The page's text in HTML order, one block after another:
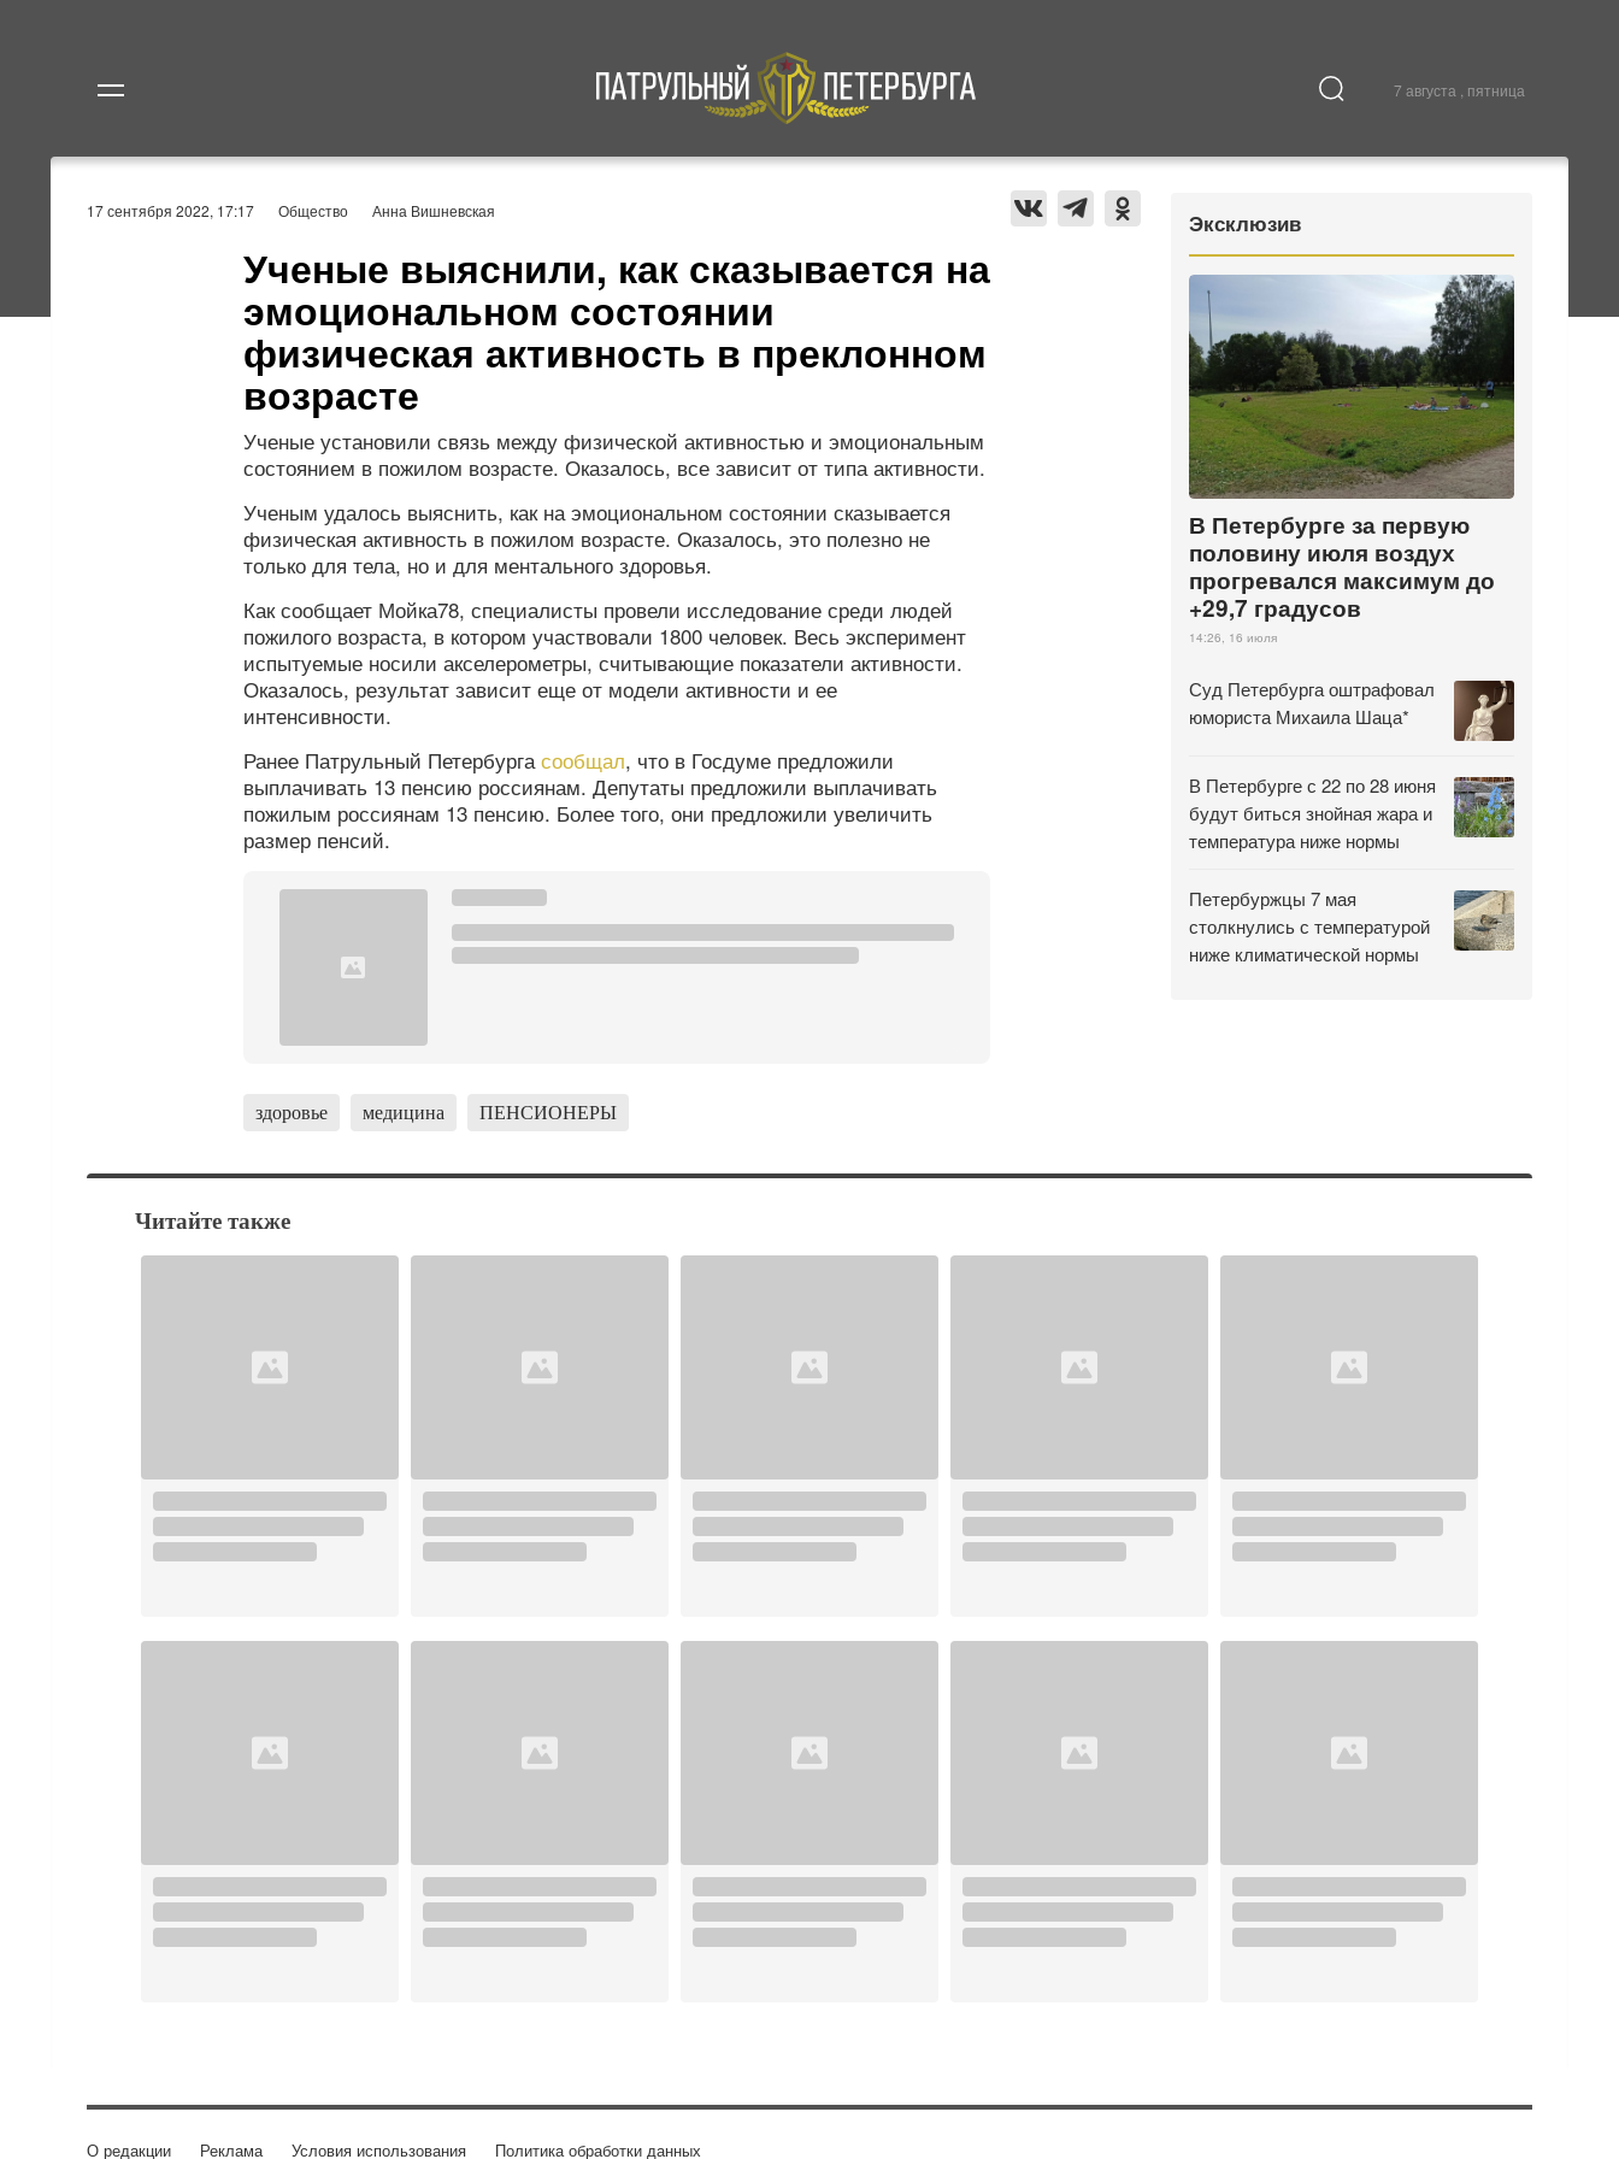
7 августа , пятница
Происшествия Культура
17 сентября 2022, 17:17 Общество Анна Вишневская
Ученые выяснили, как сказывается на
эмоциональном состоянии
физическая активность в преклонном
возрасте
Ученые установили связь между физической активностью и эмоциональным
состоянием в пожилом возрасте. Оказалось, все зависит от типа активности.
Ученым удалось выяснить, как на эмоциональном состоянии сказывается
физическая активность в пожилом возрасте. Оказалось, это полезно не
только для тела, но и для ментального здоровья.
Как сообщает Мойка78, специалисты провели исследование среди людей
пожилого возраста, в котором участвовали 1800 человек. Весь эксперимент
испытуемые носили акселерометры, считывающие показатели активности.
Оказалось, результат зависит еще от модели активности и ее
интенсивности.
Ранее Патрульный Петербургасообщал, что в Госдуме предложили
выплачивать 13 пенсию россиянам. Депутаты предложили выплачивать
пожилым россиянам 13 пенсию. Более того, они предложили увеличить
размер пенсий.
здоровье медицина ПЕНСИОНЕРЫ
Эксклюзив
В Петербурге за первую
половину июля воздух
прогревался максимум до
+29,7 градусов
14:26, 16 июля
Суд Петербурга оштрафовал
юмориста Михаила Шаца*
В Петербурге с 22 по 28 июня
будут биться знойная жара и
температура ниже нормы
Петербуржцы 7 мая
столкнулись с температурой
ниже климатической нормы
Читайте также
О редакции Реклама Условия использования Политика обработки данных